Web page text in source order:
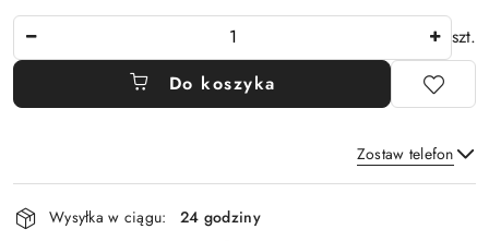
szt.
Do koszyka
Zostaw telefon
Dostępność
i
Wysyłka w ciągu:
24 godziny